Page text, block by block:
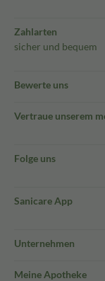
Zahlarten
sicher und bequem
Bewerte uns
Vertraue unserem
Folge uns
Sanicare App
Unternehmen
Meine Apotheke